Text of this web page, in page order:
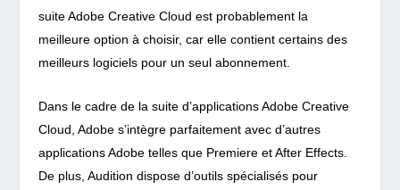
suite Adobe Creative Cloud est probablement la
meilleure option à choisir, car elle contient certains des
meilleurs logiciels pour un seul abonnement.
Dans le cadre de la suite d’applications Adobe Creative
Cloud, Adobe s’intègre parfaitement avec d’autres
applications Adobe telles que Premiere et After Effects.
De plus, Audition dispose d’outils spécialisés pour